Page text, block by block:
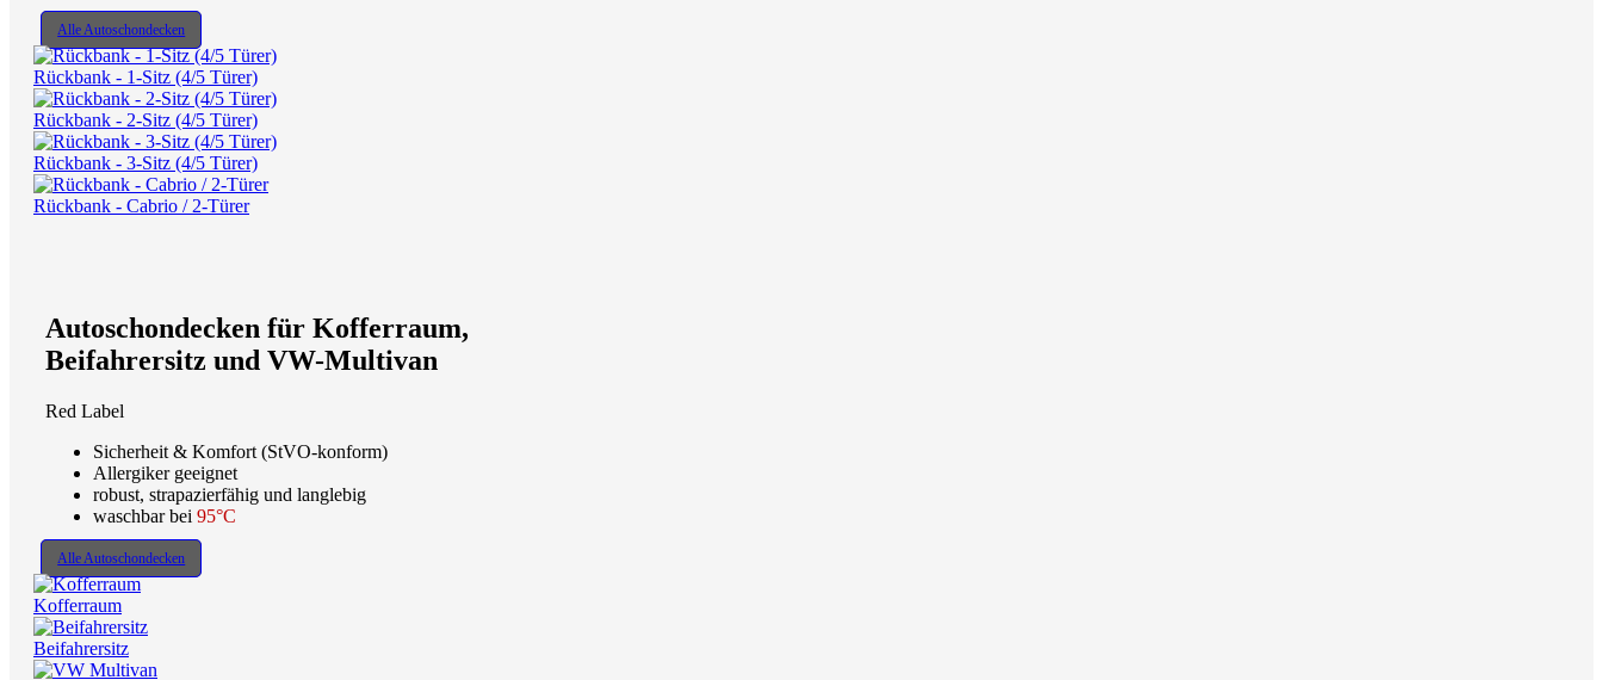
Alle Autoschondecken
Rückbank - 1-Sitz (4/5 Türer)
Rückbank - 2-Sitz (4/5 Türer)
Rückbank - 3-Sitz (4/5 Türer)
Rückbank - Cabrio / 2-Türer
Autoschondecken für Kofferraum,
Beifahrersitz und VW-Multivan
Red Label
Sicherheit & Komfort (StVO-konform)
Allergiker geeignet
robust, strapazierfähig und langlebig
waschbar bei 95°C
Alle Autoschondecken
Kofferraum
Beifahrersitz